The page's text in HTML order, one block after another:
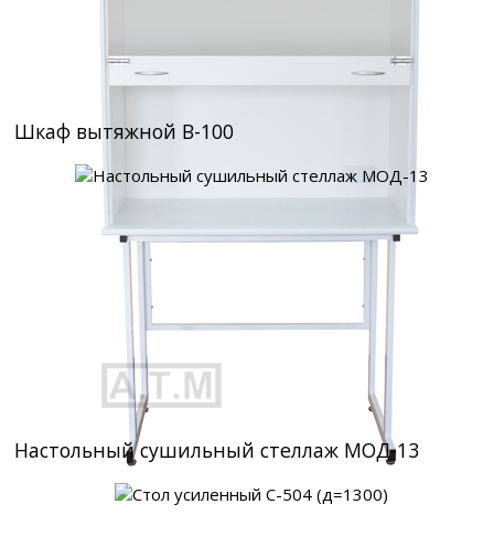
Шкаф вытяжной В-100
Настольный сушильный стеллаж МОД-13